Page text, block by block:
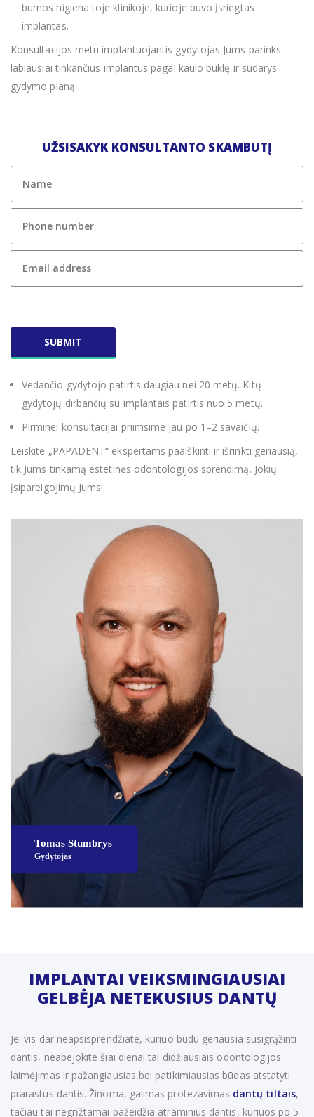
burnos higiena toje klinikoje, kurioje buvo įsriegtas
implantas.
Konsultacijos metu implantuojantis gydytojas Jums parinks
labiausiai tinkančius implantus pagal kaulo būklę ir sudarys
gydymo planą.
UŽSISAKYK KONSULTANTO SKAMBUTĮ
Vedančio gydytojo patirtis daugiau nei 20 metų. Kitų
gydytojų dirbančių su implantais patirtis nuo 5 metų.
Pirminei konsultacijai priimsime jau po 1–2 savaičių.
Leiskite „PAPADENT“ ekspertams paaiškinti ir išrinkti geriausią,
tik Jums tinkamą estetinės odontologijos sprendimą. Jokių
įsipareigojimų Jums!
IMPLANTAI VEIKSMINGIAUSIAI
GELBĖJA NETEKUSIUS DANTŲ
Jei vis dar neapsisprendžiate, kuriuo būdu geriausia susigrąžinti
dantis, neabejokite šiai dienai tai didžiausiais odontologijos
laimėjimas ir pažangiausias bei patikimiausias būdas atstatyti
prarastus dantis. Žinoma, galimas protezavimas dantų tiltais,
tačiau tai negrįžtamai pažeidžia atraminius dantis, kuriuos po 5-